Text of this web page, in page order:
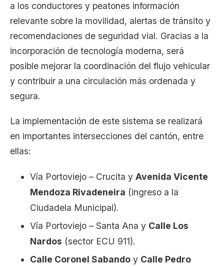
a los conductores y peatones información
relevante sobre la movilidad, alertas de tránsito y
recomendaciones de seguridad vial. Gracias a la
incorporación de tecnología moderna, será
posible mejorar la coordinación del flujo vehicular
y contribuir a una circulación más ordenada y
segura.
La implementación de este sistema se realizará
en importantes intersecciones del cantón, entre
ellas:
Vía Portoviejo – Crucita y Avenida Vicente
Mendoza Rivadeneira (ingreso a la
Ciudadela Municipal).
Vía Portoviejo – Santa Ana y Calle Los
Nardos (sector ECU 911).
Calle Coronel Sabando y Calle Pedro